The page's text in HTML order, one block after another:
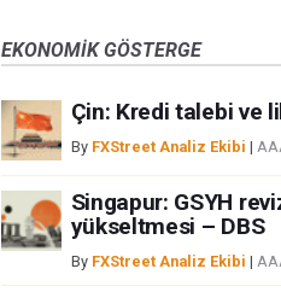
EKONOMIK GÖSTERGE
Çin: Kredi talebi ve
By FXStreet Analiz Ekibi |
Singapur: GSYH
yükseltmesi – DBS
By FXStreet Analiz Ekibi |